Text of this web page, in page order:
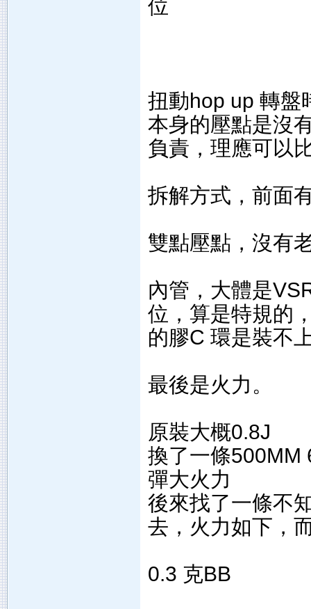
位
扭動hop up 轉盤
本身的壓點是沒
負責，理應可以
拆解方式，前面
雙點壓點，沒有
內管，大體是
位，算是特規的
的膠C 環是裝不
最後是火力。
原裝大概0.8J
換了一條500MM
彈大火力
後來找了一條不
去，火力如下，
0.3 克BB